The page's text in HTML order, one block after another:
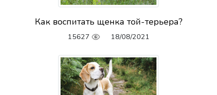
Как воспитать щенка той-терьера?
15627 18/08/2021